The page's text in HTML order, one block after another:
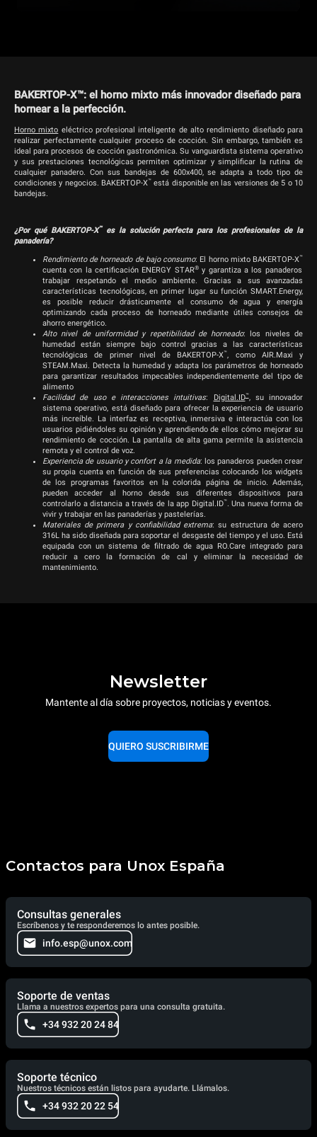
BAKERTOP-X™: el horno mixto más innovador diseñado para
hornear a la perfección.
Horno mixto eléctrico profesional inteligente de alto rendimiento diseñado para
realizar perfectamente cualquier proceso de cocción. Sin embargo, también es
ideal para procesos de cocción gastronómica. Su vanguardista sistema operativo
y sus prestaciones tecnológicas permiten optimizar y simplificar la rutina de
cualquier panadero. Con sus bandejas de 600x400, se adapta a todo tipo de
condiciones y negocios. BAKERTOP-X™ está disponible en las versiones de 5 o 10
bandejas.
¿Por qué BAKERTOP-X™es la solución perfecta para los profesionales de la
panadería?
Rendimiento de horneado de bajo consumo: El horno mixto BAKERTOP-X™
cuenta con la certificación ENERGY STAR®y garantiza a los panaderos
trabajar respetando el medio ambiente. Gracias a sus avanzadas
características tecnológicas, en primer lugar su función SMART.Energy,
es posible reducir drásticamente el consumo de agua y energía
optimizando cada proceso de horneado mediante útiles consejos de
ahorro energético.
Alto nivel de uniformidad y repetibilidad de horneado:
los niveles de
humedad están siempre bajo control gracias a las características
tecnológicas de primer nivel de BAKERTOP-X™, como AIR.Maxi y
STEAM.Maxi. Detecta la humedad y adapta los parámetros de horneado
para garantizar resultados impecables independientemente del tipo de
alimento
Facilidad de uso e interacciones intuitivas: Digital.ID™, su innovador
sistema operativo, está diseñado para ofrecer la experiencia de usuario
más increíble. La interfaz es receptiva, inmersiva e interactúa con los
usuarios pidiéndoles su opinión y aprendiendo de ellos cómo mejorar su
rendimiento de cocción. La pantalla de alta gama permite la asistencia
remota y el control de voz.
Experiencia de usuario y confort a la medida: los panaderos pueden crear
su propia cuenta en función de sus preferencias colocando los widgets
de los programas favoritos en la colorida página de inicio. Además,
pueden acceder al horno desde sus diferentes dispositivos para
controlarlo a distancia a través de la app Digital.ID™. Una nueva forma de
vivir y trabajar en las panaderías y pastelerías.
Materiales de primera y confiabilidad extrema: su estructura de acero
316L ha sido diseñada para soportar el desgaste del tiempo y el uso. Está
equipada con un sistema de filtrado de agua RO.Care integrado para
reducir a cero la formación de cal y eliminar la necesidad de
mantenimiento.
Newsletter
Mantente al día sobre proyectos, noticias y eventos.
QUIERO SUSCRIBIRME
Contactos para Unox España
Consultas generales
Escríbenos y te responderemos lo antes posible.
info.esp@unox.com
Soporte de ventas
Llama a nuestros expertos para una consulta gratuita.
+34 932 20 24 84
Soporte técnico
Nuestros técnicos están listos para ayudarte. Llámalos.
+34 932 20 22 54